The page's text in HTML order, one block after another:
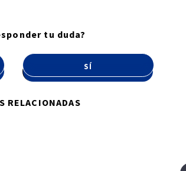
tu duda?
SÍ
RELACIONADAS